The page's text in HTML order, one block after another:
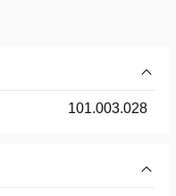
101.003.028